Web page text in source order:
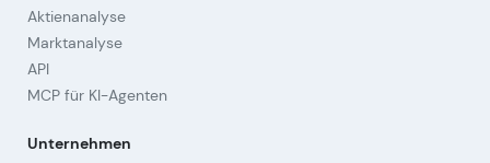
Aktienanalyse
Marktanalyse
API
MCP für KI-Agenten
Unternehmen